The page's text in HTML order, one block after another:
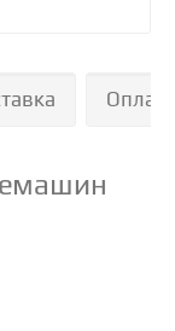
Оплата